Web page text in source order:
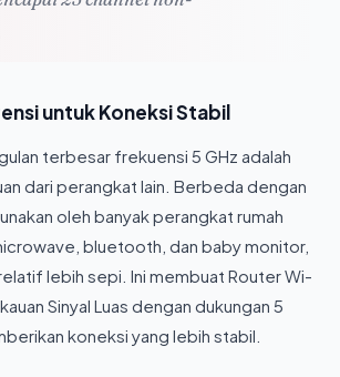
untuk Koneksi Stabil
terbesar frekuensi 5 GHz adalah
dari perangkat lain. Berbeda dengan
oleh banyak perangkat rumah
bluetooth, dan baby monitor,
lebih sepi. Ini membuat Router Wi-
Sinyal Luas dengan dukungan 5
koneksi yang lebih stabil.